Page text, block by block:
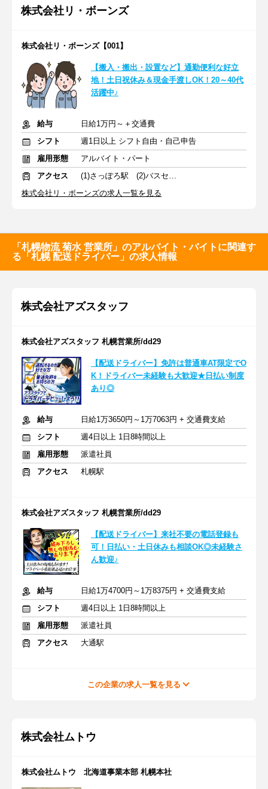
株式会社リ・ボーンズ
株式会社リ・ボーンズ【001】
【搬入・搬出・設置など】通勤便利な好立
地！土日祝休み＆現金手渡しOK！20～40代
活躍中♪
給与
日給1万円～＋交通費
シフト
週1日以上 シフト自由・自己申告
雇用形態
アルバイト・パート
アクセス
(1)さっぽろ駅 (2)バスセンター前駅
株式会社リ・ボーンズの求人一覧を見る
「札幌物流 菊水 営業所」のアルバイト・バイトに関連す
る「札幌 配送ドライバー」の求人情報
株式会社アズスタッフ
株式会社アズスタッフ 札幌営業所/dd29
【配送ドライバー】免許は普通車AT限定でO
K！ドライバー未経験も大歓迎★日払い制度
あり◎
給与
日給1万3650円～1万7063円 + 交通費支給
シフト
週4日以上 1日8時間以上
雇用形態
派遣社員
アクセス
札幌駅
株式会社アズスタッフ 札幌営業所/dd29
【配送ドライバー】来社不要の電話登録も
可！日払い・土日休みも相談OK◎未経験さ
ん歓迎♪
給与
日給1万4700円～1万8375円 + 交通費支給
シフト
週4日以上 1日8時間以上
雇用形態
派遣社員
アクセス
大通駅
この企業の求人一覧を見る
株式会社ムトウ
株式会社ムトウ 北海道事業本部 札幌本社